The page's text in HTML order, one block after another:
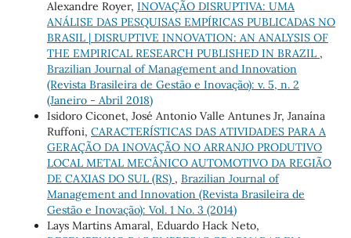
Alexandre Royer, INOVAÇÃO DISRUPTIVA: UMA
ANÁLISE DAS PESQUISAS EMPÍRICAS PUBLICADAS NO
BRASIL | DISRUPTIVE INNOVATION: AN ANALYSIS OF
THE EMPIRICAL RESEARCH PUBLISHED IN BRAZIL ,
Brazilian Journal of Management and Innovation
(Revista Brasileira de Gestão e Inovação): v. 5, n. 2
(Janeiro - Abril 2018)
Isidoro Ciconet, José Antonio Valle Antunes Jr, Janaína
Ruffoni, CARACTERÍSTICAS DAS ATIVIDADES PARA A
GERAÇÃO DA INOVAÇÃO NO ARRANJO PRODUTIVO
LOCAL METAL MECÂNICO AUTOMOTIVO DA REGIÃO
DE CAXIAS DO SUL (RS) , Brazilian Journal of
Management and Innovation (Revista Brasileira de
Gestão e Inovação): Vol. 1 No. 3 (2014)
Lays Martins Amaral, Eduardo Hack Neto,